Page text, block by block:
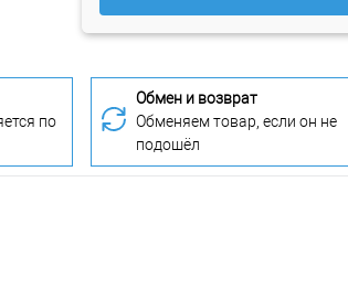
по
Обмен и возврат
Обменяем товар, если он не
подошёл